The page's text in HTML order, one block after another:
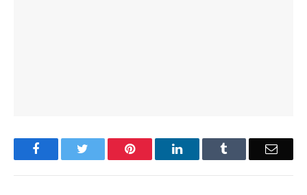
Facebook Pinterest LinkedIn Email